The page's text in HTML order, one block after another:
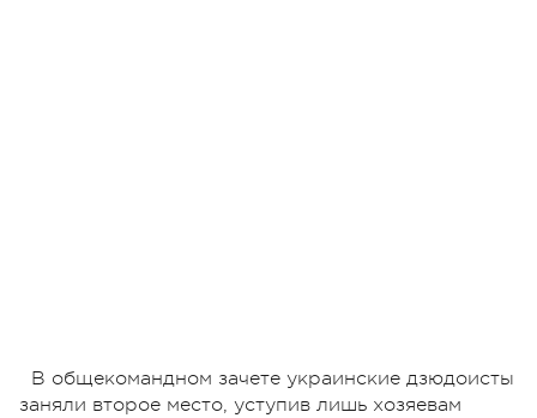
В общекомандном зачете украинские дзюдоисты
заняли второе место, уступив лишь хозяевам